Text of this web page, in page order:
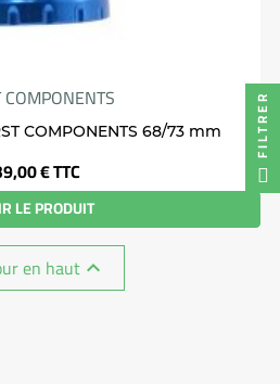
COMPONENTS
COMPONENTS 68/73 mm
€TTC
LE PRODUIT
en haut 
FILTRER